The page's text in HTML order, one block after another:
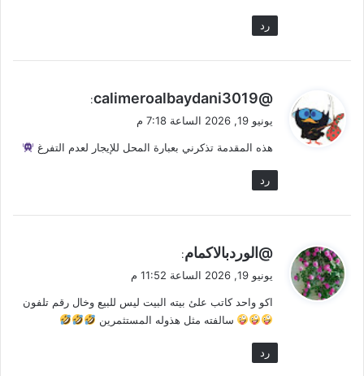
رد
ي
ل
@calimeroalbaydani3019
:
يونيو 19, 2026 الساعة 7:18 م
هذه المقدمة تذكرني بعبارة المحل للإيجار لعدم التفرغ
رد
ي
ل
@الوردبالاكمام:
يونيو 19, 2026 الساعة 11:52 م
اكو واحد كاتب علئ بيته البيت ليس للبيع وخال رقم تلفون
سالفته مثل هذوله المستثمرين
رد